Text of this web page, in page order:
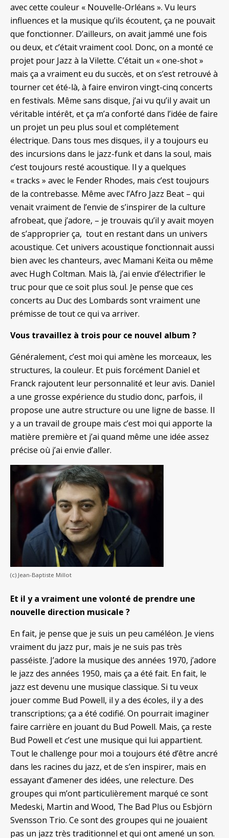
avec cette couleur « Nouvelle-Orléans ». Vu leurs
influences et la musique qu’ils écoutent, ça ne pouvait
que fonctionner. D’ailleurs, on avait jammé une fois
ou deux, et c’était vraiment cool. Donc, on a monté ce
projet pour Jazz à la Vilette. C’était un « one-shot »
mais ça a vraiment eu du succès, et on s’est retrouvé à
tourner cet été-là, à faire environ vingt-cinq concerts
en festivals. Même sans disque, j’ai vu qu’il y avait un
véritable intérêt, et ça m’a conforté dans l’idée de faire
un projet un peu plus soul et complétement
électrique. Dans tous mes disques, il y a toujours eu
des incursions dans le jazz-funk et dans la soul, mais
c’est toujours resté acoustique. Il y a quelques
« tracks » avec le Fender Rhodes, mais c’est toujours
de la contrebasse. Même avec l’Afro Jazz Beat – qui
venait vraiment de l’envie de s’inspirer de la culture
afrobeat, que j’adore, – je trouvais qu’il y avait moyen
de s’approprier ça, tout en restant dans un univers
acoustique. Cet univers acoustique fonctionnait aussi
bien avec les chanteurs, avec Mamani Keïta ou même
avec Hugh Coltman. Mais là, j’ai envie d’électrifier le
truc pour que ce soit plus soul. Je pense que ces
concerts au Duc des Lombards sont vraiment une
prémisse de tout ce qui va arriver.
Vous travaillez à trois pour ce nouvel album ?
Généralement, c’est moi qui amène les morceaux, les
structures, la couleur. Et puis forcément Daniel et
Franck rajoutent leur personnalité et leur avis. Daniel
a une grosse expérience du studio donc, parfois, il
propose une autre structure ou une ligne de basse. Il
y a un travail de groupe mais c’est moi qui apporte la
matière première et j’ai quand même une idée assez
précise où j’ai envie d’aller.
(c) Jean-Baptiste Millot
Et il y a vraiment une volonté de prendre une
nouvelle direction musicale ?
En fait, je pense que je suis un peu caméléon. Je viens
vraiment du jazz pur, mais je ne suis pas très
passéiste. J’adore la musique des années 1970, j’adore
le jazz des années 1950, mais ça a été fait. En fait, le
jazz est devenu une musique classique. Si tu veux
jouer comme Bud Powell, il y a des écoles, il y a des
transcriptions; ça a été codifié. On pourrait imaginer
faire carrière en jouant du Bud Powell. Mais, ça reste
Bud Powell et c’est une musique qui lui appartient.
Tout le challenge pour moi a toujours été d’être ancré
dans les racines du jazz, et de s’en inspirer, mais en
essayant d’amener des idées, une relecture. Des
groupes qui m’ont particulièrement marqué ce sont
Medeski, Martin and Wood, The Bad Plus ou Esbjörn
Svensson Trio. Ce sont des groupes qui ne jouaient
pas un jazz très traditionnel et qui ont amené un son.